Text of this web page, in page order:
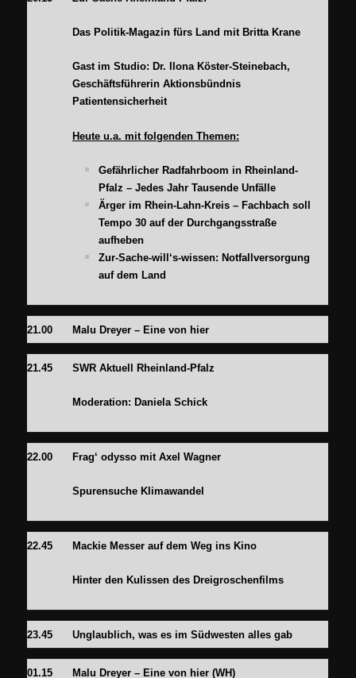
Das Politik-Magazin fürs Land mit Britta Krane
Gast im Studio: Dr. Ilona Köster-Steinebach,
Geschäftsführerin Aktionsbündnis
Patientensicherheit
Heute u.a. mit folgenden Themen:
Gefährlicher Radfahrboom in Rheinland-
Pfalz – Jedes Jahr Tausende Unfälle
Ärger im Rhein-Lahn-Kreis – Fachbach soll
Tempo 30 auf der Durchgangsstraße
aufheben
Zur-Sache-will‘s-wissen: Notfallversorgung
auf dem Land
21.00 Malu Dreyer – Eine von hier
21.45 SWR Aktuell Rheinland-Pfalz
Moderation: Daniela Schick
22.00 Frag‘ odysso mit Axel Wagner
Spurensuche Klimawandel
22.45 Mackie Messer auf dem Weg ins Kino
Hinter den Kulissen des Dreigroschenfilms
23.45 Unglaublich, was es im Südwesten alles gab
01.15 Malu Dreyer – Eine von hier (WH)